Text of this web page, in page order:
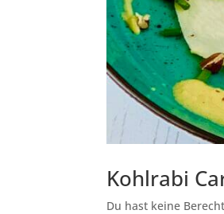
Kohlrabi
Du hast keine